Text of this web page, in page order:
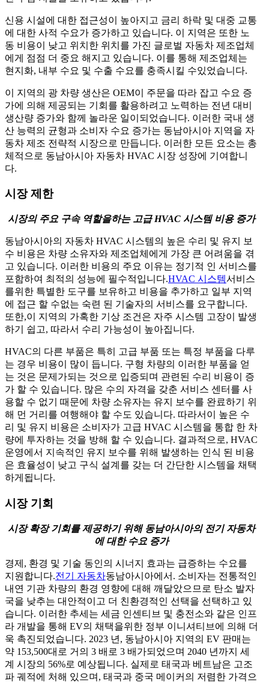
신용 시설에 대한 접근성이 높아지고 금리 하락 및 대중 교통
에 대한 사적 수요가 증가하고 있습니다. 이 지역은 또한 노
동 비용이 낮고 위치한 위치를 가진 글로벌 자동차 제조업체
에게 점점 더 중요 해지고 있습니다. 이를 통해 제조업체는
현지화, 내부 수요 및 수출 수요를 충족시킬 수있었습니다.
이 지역의 광 차량 생산은 OEM이 주문을 따라 잡고 수요 증
가에 의해 제공되는 기회를 활용하려고 노력하는 전년 대비
생산량 증가와 함께 놀라운 일이되었습니다. 이러한 국내 생
산 능력의 균형과 소비자 수요 증가는 동남아시아 지역을 자
동차 제조 전략적 시장으로 만듭니다. 이러한 모든 요소는 총
체적으로 동남아시아 자동차 HVAC 시장 성장에 기여합니
다.
시장 제한
시장의 주요 구속 역할을하는 고급 HVAC 시스템 비용 증가
동남아시아의 자동차 HVAC 시스템의 높은 수리 및 유지 보
수 비용은 차량 소유자와 제조업체에게 가장 큰 어려움을 겪
고 있습니다. 이러한 비용의 주요 이유는 정기적 인 서비스를
포함하여 최적의 성능에 필수적입니다.HVAC 시스템서비스
를위한 특별한 도구를 보유하고 비용을 추가하고 일부 지역
에 접근 할 수없는 숙련 된 기술자의 서비스를 요구합니다.
또한,이 지역의 가혹한 기상 조건은 자주 시스템 고장이 발생
하기 쉽고, 따라서 수리 가능성이 높아집니다.
HVAC의 다른 부품은 특히 고급 부품 또는 특정 부품을 다루
는 경우 비용이 많이 듭니다. 구형 차량의 이러한 부품을 얻
는 것은 문제가되는 것으로 입증되며 관련된 수리 비용이 증
가 할 수 있습니다. 많은 수의 자격을 갖춘 서비스 센터를 사
용할 수 없기 때문에 차량 소유자는 유지 보수를 완료하기 위
해 먼 거리를 여행해야 할 수도 있습니다. 따라서이 높은 수
리 및 유지 비용은 소비자가 고급 HVAC 시스템을 통합 한 차
량에 투자하는 것을 방해 할 수 있습니다. 결과적으로, HVAC
운영에서 지속적인 유지 보수를 위해 발생하는 인식 된 비용
은 효율성이 낮고 구식 설계를 갖는 더 간단한 시스템을 채택
하게됩니다.
시장 기회
시장 확장 기회를 제공하기 위해 동남아시아의 전기 자동차
에 대한 수요 증가
경제, 환경 및 기술 동인의 시너지 효과는 급증하는 수요를
지원합니다.전기 자동차동남아시아에서. 소비자는 전통적인
내연 기관 차량의 환경 영향에 대해 깨달았으므로 탄소 발자
국을 낮추는 대안적이고 더 친환경적인 선택을 선택하고 있
습니다. 이러한 추세는 세금 인센티브 및 충전소와 같은 인프
라 개발을 통해 EV의 채택을위한 정부 이니셔티브에 의해 더
욱 촉진되었습니다. 2023 년, 동남아시아 지역의 EV 판매는
약 153,500대로 거의 3 배로 3 배가되었으며 2040 년까지 세
계 시장의 56%로 예상됩니다. 실제로 태국과 베트남은 고조
파 궤적에 처해 있으며, 태국과 중국 메이커의 저렴한 가격으